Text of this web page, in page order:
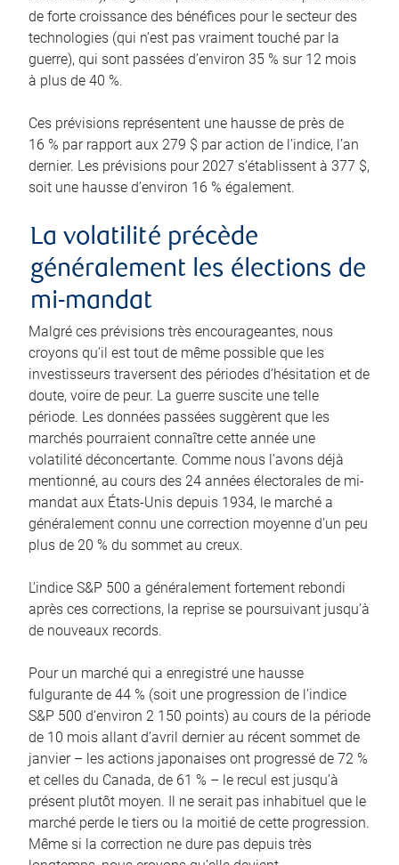
de forte croissance des bénéfices pour le secteur des
technologies (qui n’est pas vraiment touché par la
guerre), qui sont passées d’environ 35 % sur 12 mois
à plus de 40 %.
Ces prévisions représentent une hausse de près de
16 % par rapport aux 279 $ par action de l’indice, l’an
dernier. Les prévisions pour 2027 s’établissent à 377 $,
soit une hausse d’environ 16 % également.
La volatilité précède
généralement les élections de
mi-mandat
Malgré ces prévisions très encourageantes, nous
croyons qu’il est tout de même possible que les
investisseurs traversent des périodes d’hésitation et de
doute, voire de peur. La guerre suscite une telle
période. Les données passées suggèrent que les
marchés pourraient connaître cette année une
volatilité déconcertante. Comme nous l’avons déjà
mentionné, au cours des 24 années électorales de mi-
mandat aux États-Unis depuis 1934, le marché a
généralement connu une correction moyenne d’un peu
plus de 20 % du sommet au creux.
L’indice S&P 500 a généralement fortement rebondi
après ces corrections, la reprise se poursuivant jusqu’à
de nouveaux records.
Pour un marché qui a enregistré une hausse
fulgurante de 44 % (soit une progression de l’indice
S&P 500 d’environ 2 150 points) au cours de la période
de 10 mois allant d’avril dernier au récent sommet de
janvier – les actions japonaises ont progressé de 72 %
et celles du Canada, de 61 % – le recul est jusqu’à
présent plutôt moyen. Il ne serait pas inhabituel que le
marché perde le tiers ou la moitié de cette progression.
Même si la correction ne dure pas depuis très